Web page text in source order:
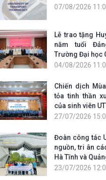
07/08/2026
Lễ trao tặng
năm tuổi
Trường Đại học
04/08/2026
Chiến dịch
tỏa tinh thần
của sinh viên
27/07/2026
Đoàn công tác
nguồn, tri ân
Hà Tĩnh và
23/07/2026